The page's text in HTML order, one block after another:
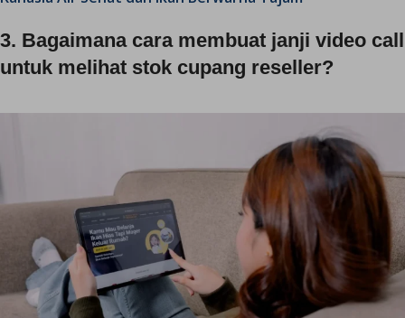
3. Bagaimana cara membuat janji video call
untuk melihat stok cupang reseller?